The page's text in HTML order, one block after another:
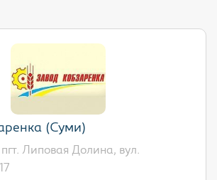
(Суми)
Липовая Долина, вул.